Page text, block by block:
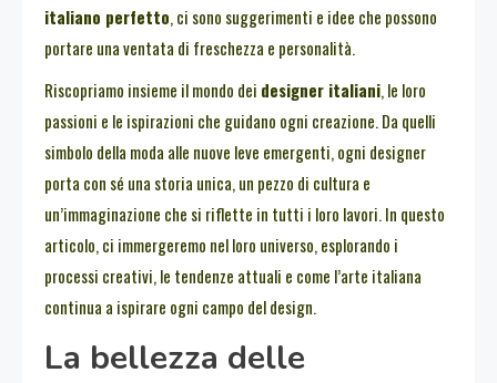
italiano perfetto, ci sono suggerimenti e idee che possono
portare una ventata di freschezza e personalità.
Riscopriamo insieme il mondo dei designer italiani, le loro
passioni e le ispirazioni che guidano ogni creazione. Da quelli
simbolo della moda alle nuove leve emergenti, ogni designer
porta con sé una storia unica, un pezzo di cultura e
un’immaginazione che si riflette in tutti i loro lavori. In questo
articolo, ci immergeremo nel loro universo, esplorando i
processi creativi, le tendenze attuali e come l’arte italiana
continua a ispirare ogni campo del design.
La bellezza delle